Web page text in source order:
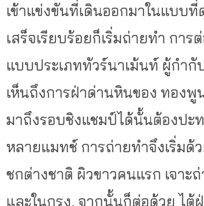
เข้าแข่งขันที่เดินออกมาในแบบ
เสร็จเรียบร้อยก็เริ่มถ่ายทำ การ
แบบประเภททัวร์นาเม้นท์ ผู้กำกั
เห็นถึงการฝ่าด่านหินของ ทองพู
มาถึงรอบชิงแชมป์ได้นั้นต้องปะ
หลายแมทช์ การถ่ายทำจึงเริ่มด้
ชกต่างชาติ ผิวขาวคนแรก เจาะ
และในกรง, จากนั้นก็ต่อด้วย ไ